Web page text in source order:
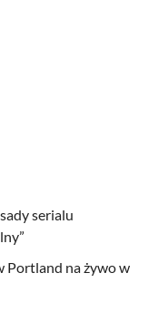
serialu
Portland na żywo w